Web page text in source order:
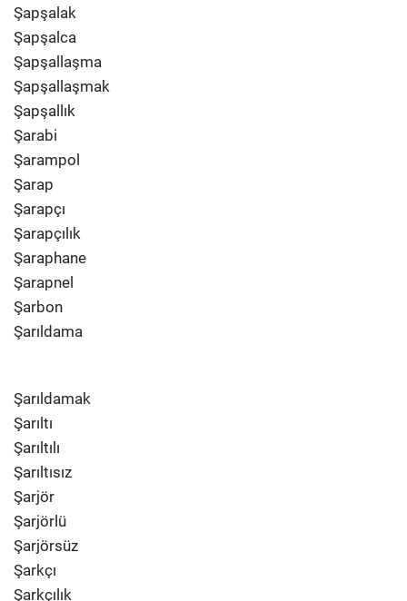
Şapşalak
Şapşalca
Şapşallaşma
Şapşallaşmak
Şapşallık
Şarabi
Şarampol
Şarap
Şarapçı
Şarapçılık
Şaraphane
Şarapnel
Şarbon
Şarıldama
Şarıldamak
Şarıltı
Şarıltılı
Şarıltısız
Şarjör
Şarjörlü
Şarjörsüz
Şarkçı
Şarkçılık